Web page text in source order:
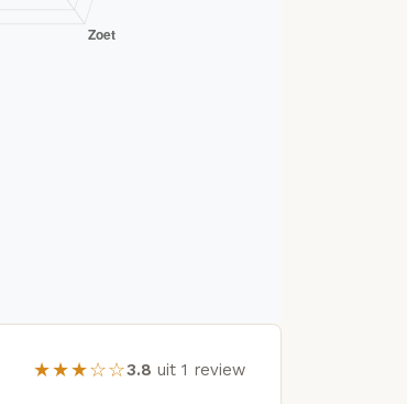
★★★☆☆3.8 uit 1 review